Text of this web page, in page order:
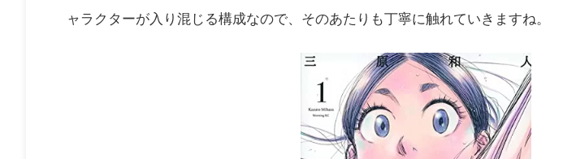
ャラクターが入り混じる構成なので、そのあたりも丁寧に触れていきますね。